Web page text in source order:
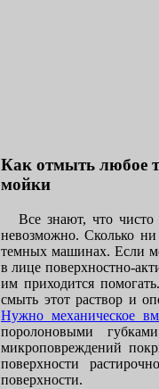
Как отмыть любое
мойки
Все знают, что чисто
невозможно. Сколько
темных машинах. Если
в лице поверхностно-
им приходится
смыть этот раствор и
Нужно механическое
поролоновыми
микроповреждений
поверхности
поверхности.